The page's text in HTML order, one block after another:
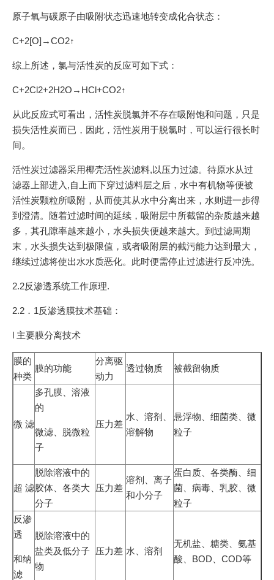
原子氧与碳原子由吸附状态迅速地转变成化合状态：
C+2[O]→CO2↑
综上所述，氯与活性炭的反应可如下式：
C+2Cl2+2H2O→HCl+CO2↑
从此反应式可看出，活性炭脱氯并不存在吸附饱和问题，只是
损失活性炭而已，因此，活性炭用于脱氯时，可以运行很长时
间。
活性炭过滤器采用椰壳活性炭滤料,以压力过滤。待原水从过
滤器上部进入,自上而下穿过滤料层之后，水中有机物等便被
活性炭颗粒所吸附，从而使其从水中分离出来，水则进一步得
到澄清。随着过滤时间的延续，吸附层中所截留的杂质越来越
多，其孔隙率越来越小，水头损失便越来越大。到过滤周期
末，水头损失达到极限值，或者吸附层的截污能力达到最大，
继续过滤将使出水水质恶化。此时便需停止过滤进行反冲洗。
2.2反渗透系统工作原理.
2.2．1反渗透膜技术基础：
l 主要膜分离技术
膜的
种类
膜的功能
分离驱
动力
透过物质 被截留物质
微 滤
多孔膜、溶液
的
微滤、脱微粒
子
压力差
水、溶剂、
溶解物
悬浮物、细菌类、微
粒子
超 滤
脱除溶液中的
胶体、各类大
分子
压力差
溶剂、离子
和小分子
蛋白质、各类酶、细
菌、病毒、乳胶、微
粒子
反渗
透
和纳
滤
脱除溶液中的
盐类及低分子
物
压力差 水、溶剂
无机盐、糖类、氨基
酸、BOD、COD等